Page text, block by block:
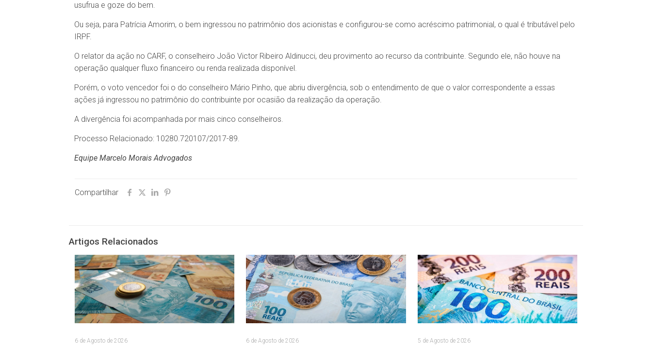
usufrua e goze do bem.
Ou seja, para Patrícia Amorim, o bem ingressou no patrimônio dos acionistas e configurou-se como acréscimo patrimonial, o qual é tributável pelo
IRPF.
O relator da ação no CARF, o conselheiro João Victor Ribeiro Aldinucci, deu provimento ao recurso da contribuinte. Segundo ele, não houve na
operação qualquer fluxo financeiro ou renda realizada disponível.
Porém, o voto vencedor foi o do conselheiro Mário Pinho, que abriu divergência, sob o entendimento de que o valor correspondente a essas
ações já ingressou no patrimônio do contribuinte por ocasião da realização da operação.
A divergência foi acompanhada por mais cinco conselheiros.
Processo Relacionado: 10280.720107/2017-89.
Equipe Marcelo Morais Advogados
Compartilhar
Artigos Relacionados
6 de Agosto de 2026 6 de Agosto de 2026 5 de Agosto de 2026